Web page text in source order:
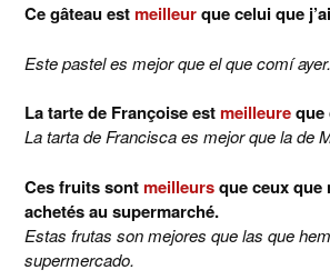
Ce gâteau estmeilleurque celui que
Este pastel es mejor que el que comí ayer.
La tarte de Françoise estmeilleureque
La tarta de Francisca es mejor que la de
Ces fruits sontmeilleursque ceux que
achetés au supermarché.
Estas frutas son mejores que las que
supermercado.